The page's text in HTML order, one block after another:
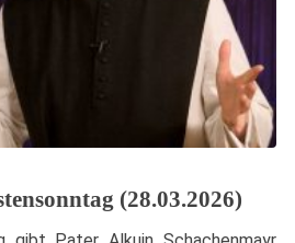
(28.03.2026)